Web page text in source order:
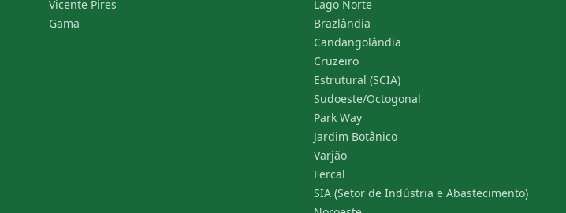
Vicente Pires
Gama
Lago Norte
Brazlândia
Candangolândia
Cruzeiro
Estrutural (SCIA)
Sudoeste/Octogonal
Park Way
Jardim Botânico
Varjão
Fercal
SIA (Setor de Indústria e Abastecimento)